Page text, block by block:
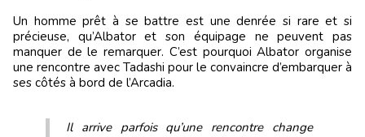
Un homme prêt à se battre est une denrée si rare et si
précieuse, qu’Albator et son équipage ne peuvent pas
manquer de le remarquer. C’est pourquoi Albator organise
une rencontre avec Tadashi pour le convaincre d’embarquer à
ses côtés à bord de l’Arcadia.
Il arrive parfois qu’une rencontre change